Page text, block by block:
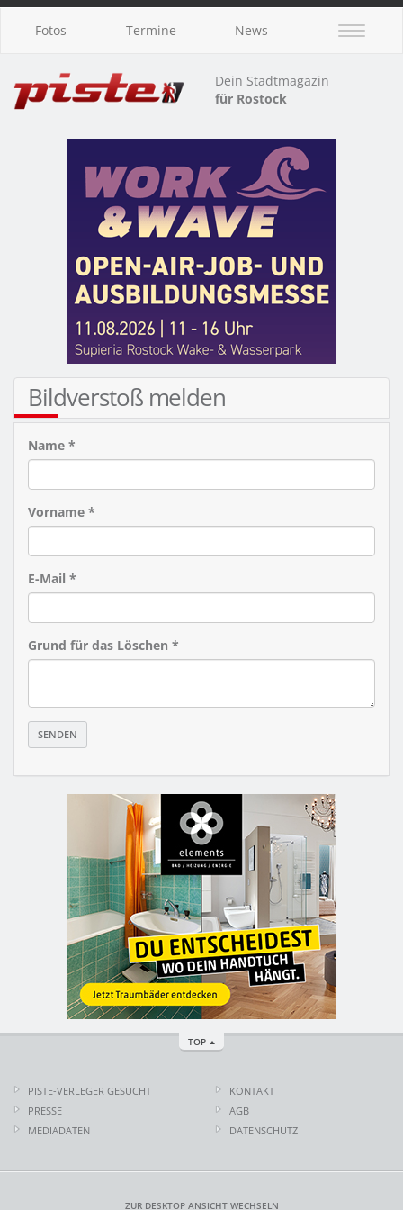
Fotos Termine News
Dein Stadtmagazin
für Rostock
Bildverstoß melden
Name *
Vorname *
E-Mail *
Grund für das Löschen *
TOP
PISTE-VERLEGER GESUCHT
PRESSE
MEDIADATEN
KONTAKT
AGB
DATENSCHUTZ
ZUR DESKTOP ANSICHT WECHSELN